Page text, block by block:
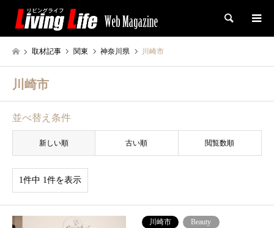
検索
取材記事 関東 神奈川県 川崎市
川崎市
並べ替え条件
新しい順 古い順 閲覧数順
1件中 1件を表示
川崎市 Beauty